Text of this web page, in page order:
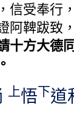
信受奉行
阿鞞跋致
十方大德
上悟下道